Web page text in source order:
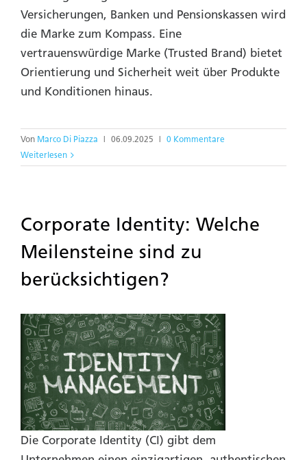
Versicherungen, Banken und Pensionskassen wird
die Marke zum Kompass. Eine
vertrauenswürdige Marke (Trusted Brand) bietet
Orientierung und Sicherheit weit über Produkte
und Konditionen hinaus.
Von Marco Di Piazza 06.09.2025
0 Kommentare
Weiterlesen
Corporate Identity: Welche
Meilensteine sind zu
berücksichtigen?
Die Corporate Identity (CI) gibt dem